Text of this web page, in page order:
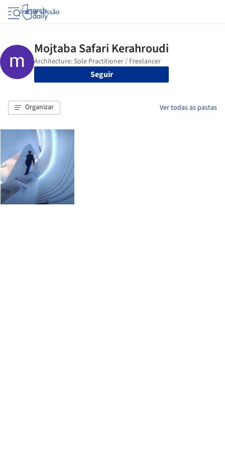
Iniciar sessão
Seguir
Organizar Ver todas as pastas